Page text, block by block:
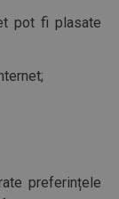
pot fi plasate
preferințele